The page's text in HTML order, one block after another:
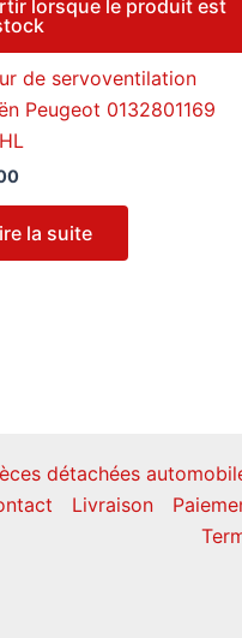
lorsque le produit est
de servoventilation
Peugeot 0132801169
la suite
détachées
Livraison